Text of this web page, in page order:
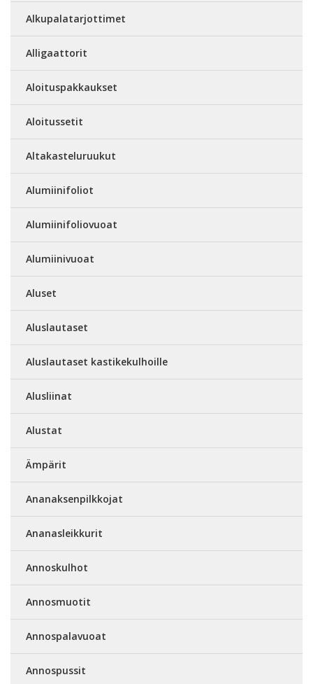
Alkupalatarjottimet
Alligaattorit
Aloituspakkaukset
Aloitussetit
Altakasteluruukut
Alumiinifoliot
Alumiinifoliovuoat
Alumiinivuoat
Aluset
Aluslautaset
Aluslautaset kastikekulhoille
Alusliinat
Alustat
Ämpärit
Ananaksenpilkkojat
Ananasleikkurit
Annoskulhot
Annosmuotit
Annospalavuoat
Annospussit